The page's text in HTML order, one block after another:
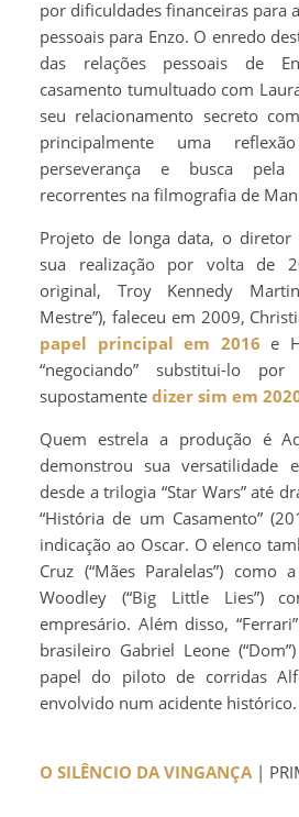
por dificuldades financeiras para
pessoais para Enzo. O enredo
das relações pessoais de
casamento tumultuado com
seu relacionamento secreto
principalmente uma
perseverança e busca pela
recorrentes na filmografia de
Projeto de longa data, o diretor
sua realização por volta de
original, Troy Kennedy
Mestre”), faleceu em 2009,
papel principal em 2016 e
“negociando” substitui-lo
supostamente dizer sim em
Quem estrela a produção é
demonstrou sua versatilidade
desde a trilogia “Star Wars” até
“História de um Casamento”
indicação ao Oscar. O elenco
Cruz (“Mães Paralelas”) como
Woodley (“Big Little Lies”)
empresário. Além disso,
brasileiro Gabriel Leone
papel do piloto de corridas
envolvido num acidente histórico.
O SILÊNCIO DA VINGANÇA |